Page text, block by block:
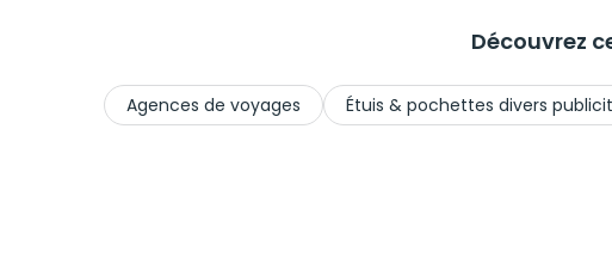
Découvrez
Agences de voyages Étuis & pochettes divers